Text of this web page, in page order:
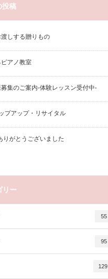
投稿
しする贈りもの
アノ教室
集のご案内-体験レッスン受付中-
プアップ・リサイタル
りがとうございました
リー
55
95
129